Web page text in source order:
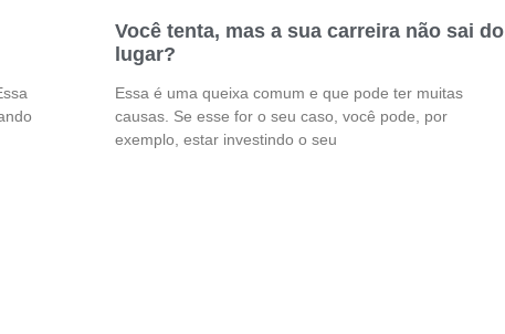
Você tenta, mas a sua carreira não sai do
lugar?
Essa é uma queixa comum e que pode ter muitas
causas. Se esse for o seu caso, você pode, por
exemplo, estar investindo o seu